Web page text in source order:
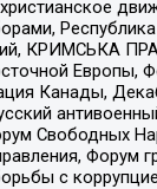
КРИМСЬКА
Европы,
Канады,
Свободных
Форум
с